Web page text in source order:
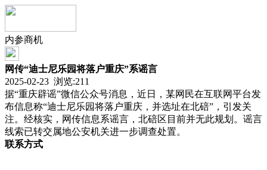
内参商机
网传“迪士尼乐园将落户重庆”系谣言
2025-02-23 浏览:211
据“重庆辟谣”微信公众号消息，近日，某网民在互联网平台发
布信息称“迪士尼乐园将落户重庆，并选址在北碚”，引发关
注。经核实，网传信息系谣言，北碚区目前并无此规划。谣言
线索已转交属地公安机关进一步调查处置。
联系方式